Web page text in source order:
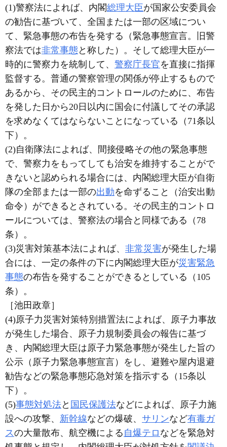
(1)警察法によれば、内閣総理大臣が国家公安委員会
の勧告に基づいて、全国または一部の区域につい
て、緊急事態の布告を発する（緊急事態宣言。旧警
察法では非常事態 と称した）。そして総理大臣が一
時的に警察力を統制して、 警察庁長官を直接に指揮
監督する。普通の警察管理の関係が停止するもので
あるから、その民主的コントロールのために、布告
を発した日から20日以内に国会に付議してその承認
を求めなくてはならないことになっている（71条以
下）。
(2)自衛隊法によれば、間接侵略その他の緊急事態
で、警察力をもってしても治安を維持することがで
きないと認められる場合には、内閣総理大臣が自衛
隊の全部または一部の出動を命ずること（治安出動
命令）ができるとされている。その民主的コントロ
ールについては、警察法の場合と同様である（78
条）。
(3)災害対策基本法によれば、 非常災害が発生した場
合には、一定の条件の下に内閣総理大臣が災害緊急
事態の布告を発することができるとしている（105
条）。
［池田政章］
(4)原子力災害対策特別措置法によれば、原子力事故
が発生した場合、原子力規制委員会の報告に基づ
き、内閣総理大臣は原子力緊急事態が発生した旨の
公示（原子力緊急事態宣言）をし、避難や屋内退避
勧告などの緊急事態応急対策を指示する（15条以
下）。
(5)事態対処法と 国民保護法などによれば、原子力施
設への攻撃、 新幹線などの爆破、 サリンなど有毒ガ
スの大量散布、航空機による 自爆テロ などを緊急対